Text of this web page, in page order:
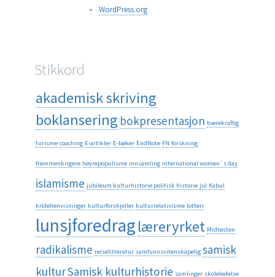
WordPress.org
Stikkord
akademisk skriving
boklansering bokpresentasjon bærekraftig
turisme coaching E-artikler E-bøker EndNote FN forskning
fremmenkrigere høyrepopulisme innsamling international women`s day
islamisme jubileum kulturhistorie politisk historie jul Kabul
kildehenvisninger kulturforskjeller kulturrelativisme lotteri
lunsjforedraglæreryrket Midtøsten
radikalisme reiselitteratur samfunnsvitenskapelig samisk
kulturSamisk kulturhistorie samlinger skoleledelse